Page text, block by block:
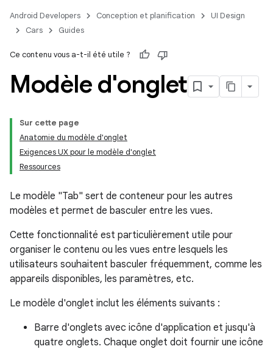
Android Developers Conception et planification
UI Design
Cars
Guides
Ce contenu vous a-t-il été utile ?
Modèle d'onglet
Sur cette page
Anatomie du modèle d'onglet
Exigences UX pour le modèle d'onglet
Ressources
Le modèle "Tab" sert de conteneur pour les autres
modèles et permet de basculer entre les vues.
Cette fonctionnalité est particulièrement utile pour
organiser le contenu ou les vues entre lesquels les
utilisateurs souhaitent basculer fréquemment, comme les
appareils disponibles, les paramètres, etc.
Le modèle d'onglet inclut les éléments suivants :
Barre d'onglets avec icône d'application et jusqu'à
quatre onglets. Chaque onglet doit fournir une icône